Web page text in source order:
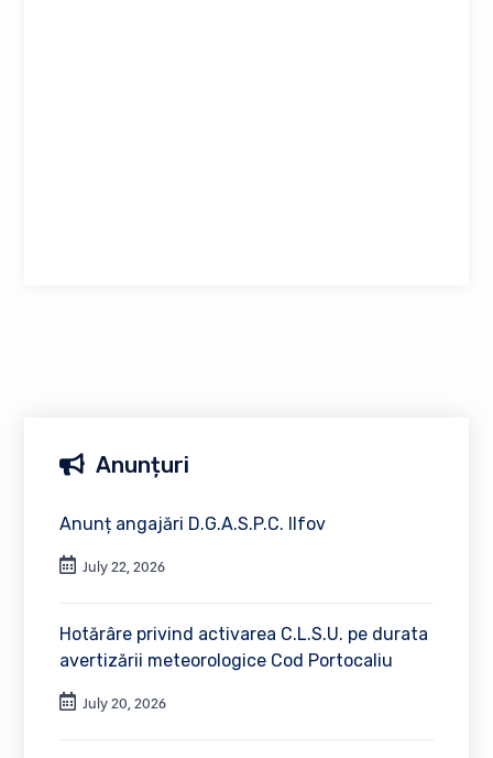
Anunțuri
Anunț angajări D.G.A.S.P.C. Ilfov
July 22, 2026
Hotărâre privind activarea C.L.S.U. pe durata
avertizării meteorologice Cod Portocaliu
July 20, 2026